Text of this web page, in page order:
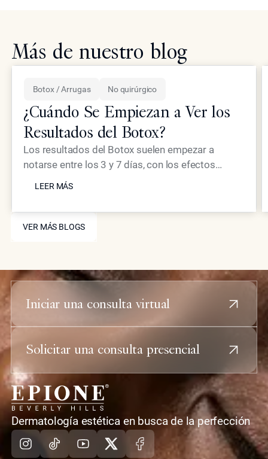
Más de nuestro blog
VER MÁS BLOGS
VER MÁS BLOGS
Botox / Arrugas No quirúrgico
¿Cuándo Se Empiezan a Ver los
Resultados del Botox?
Los resultados del Botox suelen empezar a
notarse entre los 3 y 7 días, con los efectos
completos visibles a las dos semanas. El plazo
inyección y los factores metabólicos individuales.
LEER MÁS
Iniciar una consulta virtual
Solicitar una consulta presencial
casa
Dermatología estética en busca de la perfección
Instagram
TikTokYoutube
X Facebook